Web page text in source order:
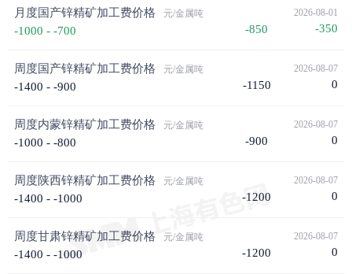
月度国产锌精矿加工费价格 元/金属吨
-1000 - -700 -850
2026-08-01
-350
周度国产锌精矿加工费价格 元/金属吨
-1400 - -900 -1150
2026-08-07
0
周度内蒙锌精矿加工费价格 元/金属吨
-1000 - -800 -900
2026-08-07
0
周度陕西锌精矿加工费价格 元/金属吨
-1400 - -1000 -1200
2026-08-07
0
周度甘肃锌精矿加工费价格 元/金属吨
-1400 - -1000 -1200
2026-08-07
0